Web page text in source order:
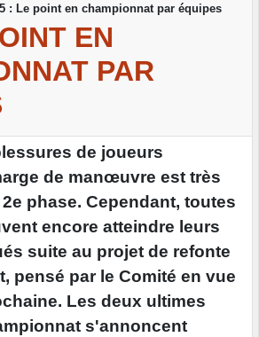
: Le point en championnat par équipes
EN
PAR
de joueurs
de manœuvre est très
phase. Cependant, toutes
encore atteindre leurs
suite au projet de refonte
pensé par le Comité en vue
Les deux ultimes
s'annoncent